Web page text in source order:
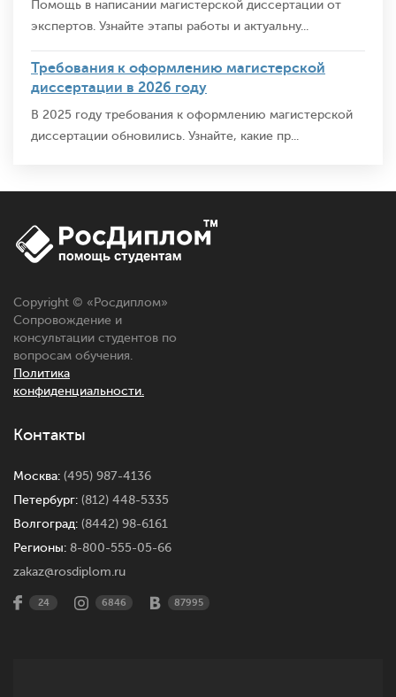
Помощь в написании магистерской диссертации от
экспертов. Узнайте этапы работы и актуальну...
Требования к оформлению магистерской
диссертации в 2026 году
В 2025 году требования к оформлению магистерской
диссертации обновились. Узнайте, какие пр...
Copyright © « Росдиплом»
Сопровождение и
консультации студентов по
вопросам обучения.
Политика
конфиденциальности.
Контакты
Москва: (495) 987-4136
Петербург: (812) 448-5335
Волгоград: (8442) 98-6161
Регионы: 8-800-555-05-66
zakaz@rosdiplom.ru
24 6846 87995